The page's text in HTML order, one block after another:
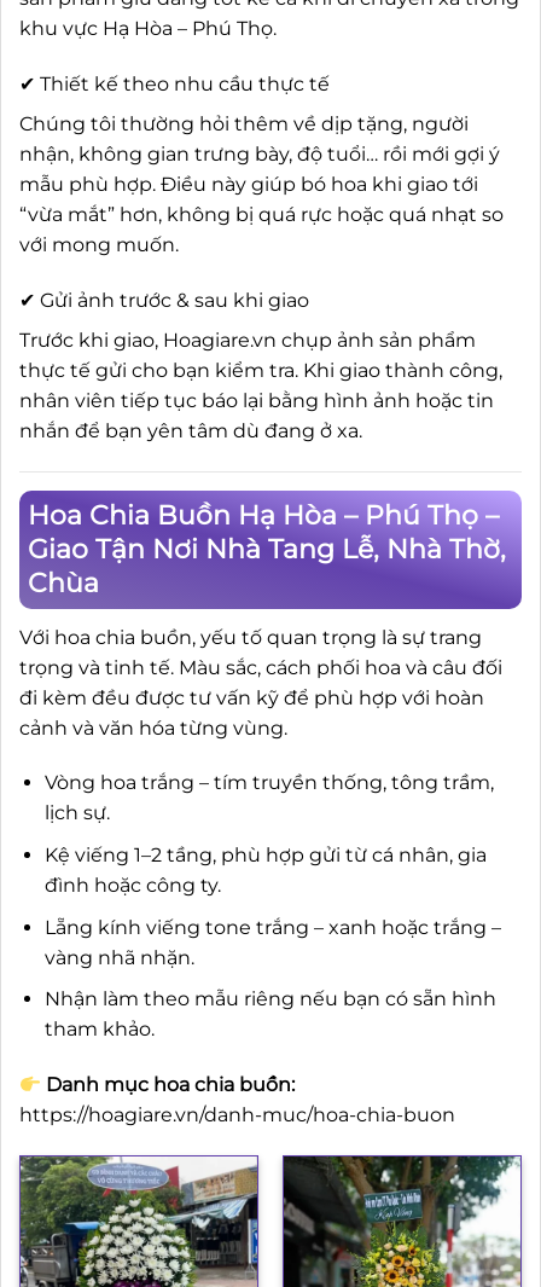
khu vực Hạ Hòa – Phú Thọ.
✔ Thiết kế theo nhu cầu thực tế
Chúng tôi thường hỏi thêm về dịp tặng, người
nhận, không gian trưng bày, độ tuổi… rồi mới gợi ý
mẫu phù hợp. Điều này giúp bó hoa khi giao tới
“vừa mắt” hơn, không bị quá rực hoặc quá nhạt so
với mong muốn.
✔ Gửi ảnh trước & sau khi giao
Trước khi giao, Hoagiare.vn chụp ảnh sản phẩm
thực tế gửi cho bạn kiểm tra. Khi giao thành công,
nhân viên tiếp tục báo lại bằng hình ảnh hoặc tin
nhắn để bạn yên tâm dù đang ở xa.
Hoa Chia Buồn Hạ Hòa – Phú Thọ –
Giao Tận Nơi Nhà Tang Lễ, Nhà Thờ,
Chùa
Với hoa chia buồn, yếu tố quan trọng là sự trang
trọng và tinh tế. Màu sắc, cách phối hoa và câu đối
đi kèm đều được tư vấn kỹ để phù hợp với hoàn
cảnh và văn hóa từng vùng.
Vòng hoa trắng – tím truyền thống, tông trầm,
lịch sự.
Kệ viếng 1–2 tầng, phù hợp gửi từ cá nhân, gia
đình hoặc công ty.
Lẵng kính viếng tone trắng – xanh hoặc trắng –
vàng nhã nhặn.
Nhận làm theo mẫu riêng nếu bạn có sẵn hình
tham khảo.
Danh mục hoa chia buồn:
https://hoagiare.vn/danh-muc/hoa-chia-buon